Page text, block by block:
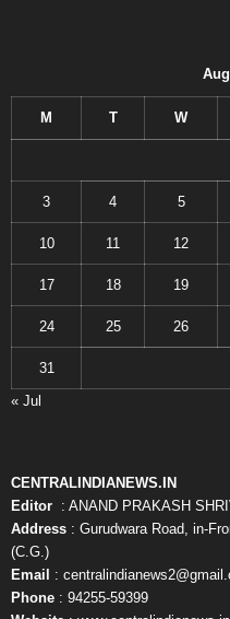
M T W
3 4 5
10 11 12
17 18 19
24 25 26
31
« Jul
CENTRALINDIANEWS.IN
Editor : ANAND PRAKASH
Address : Gurudwara Road, in-
(C.G.)
Email
:
Phone : 94255-59399